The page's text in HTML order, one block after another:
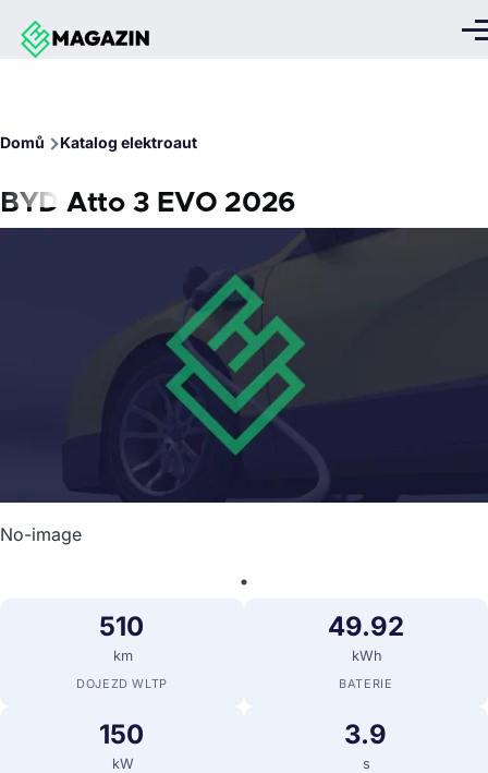
Přejít k hlavnímu obsahu
Domů Katalog elektroaut
BYD Atto 3 EVO 2026
No-image
510
km
DOJEZD WLTP
49.92
kWh
BATERIE
150
kW
3.9
s